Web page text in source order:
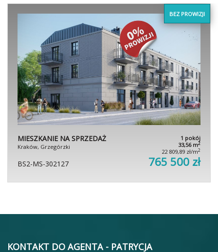
BEZ PROWIZJI
MIESZKANIE NA SPRZEDAŻ
Kraków, Grzegórzki
1 pokój
33,56 m2
22 809,89 zł/m2
BS2-MS-302127 765 500 zł
KONTAKT DO AGENTA - PATRYCJA